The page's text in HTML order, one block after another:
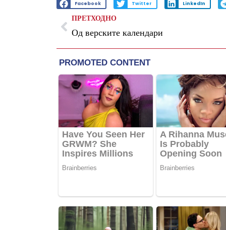
Facebook Twitter LinkedIn
ПРЕТХОДНО
Од верските календари